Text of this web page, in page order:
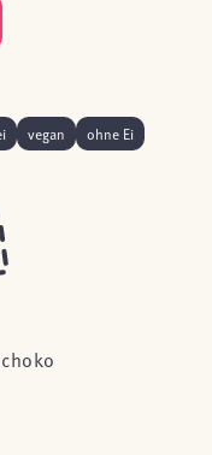
vegan
ohne Ei